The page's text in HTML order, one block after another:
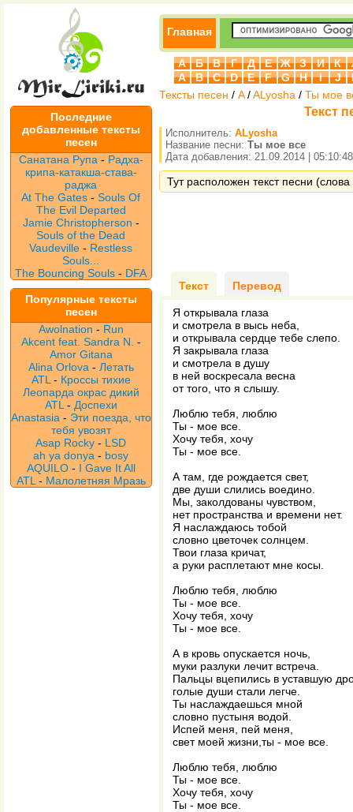
Последние
добавленные тексты
песен
Санатана Рупа - Радха-
крипа-катакша-става-
раджа
At The Gates -Souls Of
The Evil Departed
Jamie Christopherson -
Souls of the Dead
Vaudeville- Restless
Souls...
The Bouncing Souls - DFA
Популярные тексты
песен
Awolnation - Run
Akcent feat. Sandra N. -
Amor Gitana
Alina Orlova - Летать
ATL - Кроссы тихие
Леопарда окрас дикий
ATL - Доспехи
Anastasia - Эти поезда, что
тебя увозят
Asap Rocky - LSD
ah ya donya - bosy
AQUILO - I Gave It All
ATL - Малолетняя Мразь
Главная
А Б В Г Д Е Ж З И К
A
B C D E F G H I J
Тексты песен / A/ALyosha / Ты мое
Текст
Исполнитель: ALyosha
Название песни: Ты мое все
Дата добавления: 21.09.2014 | 05:10:48
Тут расположен текст песни
Текст Перевод
Я открывала глаза
и смотрела в высь неба,
и открывала сердце тебе слепо.
Я закрывала глаза
и смотрела в душу
в ней воскресала весна
от того, что я слышу.
Люблю тебя, люблю
Ты - мое все.
Хочу тебя, хочу
Ты - мое все.
А там, где рождается свет,
две души слились воедино.
Мы, заколдованы чувством,
нет пространства и времени нет.
Я наслаждаюсь тобой
словно цветочек солнцем.
Твои глаза кричат,
а руки расплетают мне косы.
Люблю тебя, люблю
Ты - мое все.
Хочу тебя, хочу
Ты - мое все.
А в кровь опускается ночь,
муки разлуки лечит встреча.
Пальцы вцепились в уставшую
голые души стали легче.
Ты наслаждаешься мной
словно пустыня водой.
Испей меня, пей меня,
свет моей жизни,ты - мое все.
Люблю тебя, люблю
Ты - мое все.
Хочу тебя, хочу
Ты - мое все.